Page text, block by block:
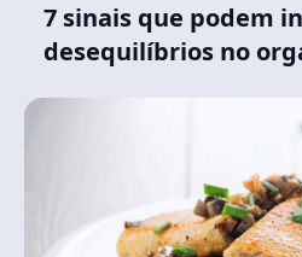
7 sinais que podem
desequilíbrios no